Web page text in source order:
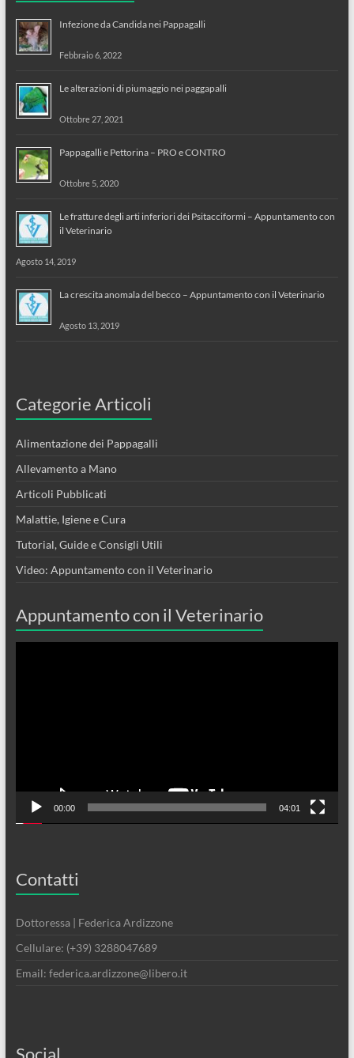
Infezione da Candida nei Pappagalli
Febbraio 6, 2022
Le alterazioni di piumaggio nei paggapalli
Ottobre 27, 2021
Pappagalli e Pettorina – PRO e CONTRO
Ottobre 5, 2020
Le fratture degli arti inferiori dei Psitacciformi – Appuntamento con
il Veterinario
Agosto 14, 2019
La crescita anomala del becco – Appuntamento con il Veterinario
Agosto 13, 2019
Categorie Articoli
Alimentazione dei Pappagalli
Allevamento a Mano
Articoli Pubblicati
Malattie, Igiene e Cura
Tutorial, Guide e Consigli Utili
Video: Appuntamento con il Veterinario
Appuntamento con il Veterinario
00:00 04:01
Contatti
Dottoressa | Federica Ardizzone
Cellulare: (+39) 3288047689
Email: federica.ardizzone@libero.it